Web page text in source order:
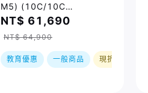
M5) (10C/10C
GPU/16GB/1TB) / 兩色
(售價已折)｜預購，到貨後
依訂單順序出貨
NT$ 61,690
NT$ 64,900
教育優惠 一般商品 現折